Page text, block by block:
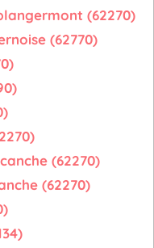
(62270)
(62770)
(62270)
(62270)